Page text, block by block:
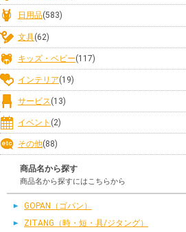
日用品(583)
文具(62)
キッズ・ベビー(117)
インテリア(19)
サービス(13)
イベント (2)
その他(88)
商品名から探す
商品名から探すにはこちらから
GOPAN（ゴパン）
ZITANG（時・短・具/ジタング）